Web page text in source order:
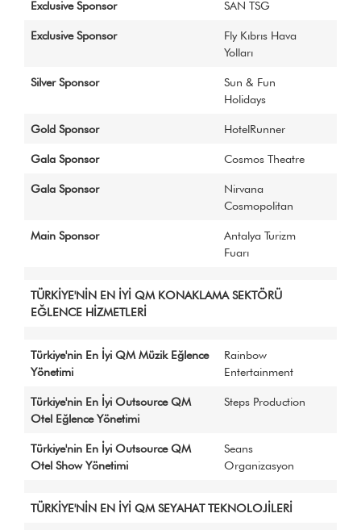
Exclusive Sponsor SAN TSG
Exclusive Sponsor
Fly Kıbrıs Hava
Yolları
Silver Sponsor
Sun & Fun
Holidays
Gold Sponsor HotelRunner
Gala Sponsor Cosmos Theatre
Gala Sponsor
Nirvana
Cosmopolitan
Main Sponsor
Antalya Turizm
Fuarı
TÜRKİYE'NİN EN İYİ QM KONAKLAMA SEKTÖRÜ
EĞLENCE HİZMETLERİ
Türkiye'nin En İyi QM Müzik Eğlence
Yönetimi
Rainbow
Entertainment
Türkiye'nin En İyi Outsource QM
Otel Eğlence Yönetimi
Steps Production
Türkiye'nin En İyi Outsource QM
Otel Show Yönetimi
Seans
Organizasyon
TÜRKİYE'NİN EN İYİ QM SEYAHAT TEKNOLOJİLERİ